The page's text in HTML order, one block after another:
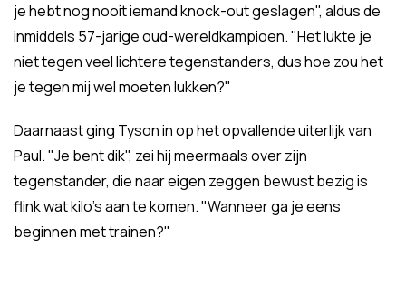
je hebt nog nooit iemand knock-out geslagen", aldus de
inmiddels 57-jarige oud-wereldkampioen. "Het lukte je
niet tegen veel lichtere tegenstanders, dus hoe zou het
je tegen mij wel moeten lukken?"
Daarnaast ging Tyson in op het opvallende uiterlijk van
Paul. "Je bent dik", zei hij meermaals over zijn
tegenstander, die naar eigen zeggen bewust bezig is
flink wat kilo's aan te komen. "Wanneer ga je eens
beginnen met trainen?"